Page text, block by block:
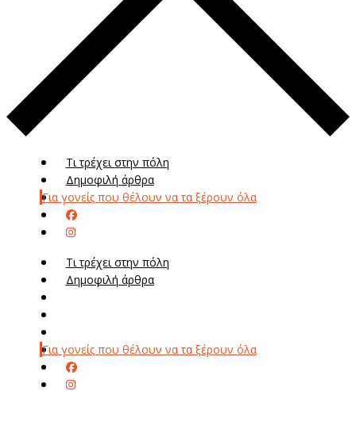
Τι τρέχει στην πόλη
Δημοφιλή άρθρα
Για γονείς που θέλουν να τα ξέρουν όλα
Τι τρέχει στην πόλη
Δημοφιλή άρθρα
Για γονείς που θέλουν να τα ξέρουν όλα